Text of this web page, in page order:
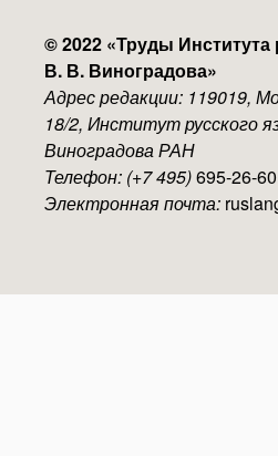
© 2022 «Труды Института
В. В. Виноградова»
Адрес редакции: 119019,
18/2, Институт русского
Виноградова РАН
Телефон: (+7 495)695-26-60
Электронная почта: